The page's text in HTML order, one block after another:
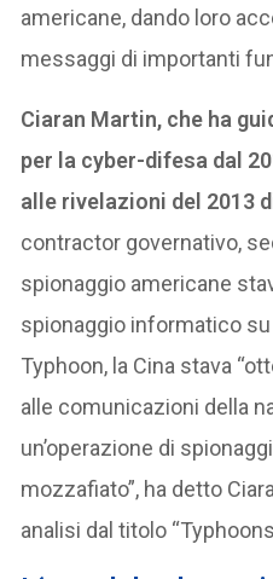
americane, dando loro
messaggi di importanti
Ciaran Martin, che ha
per la cyber-difesa dal
alle rivelazioni del 2013
contractor governativo,
spionaggio americane
spionaggio informatico
Typhoon, la Cina stava
alle comunicazioni della
un’operazione di
mozzafiato”, ha detto
analisi dal titolo